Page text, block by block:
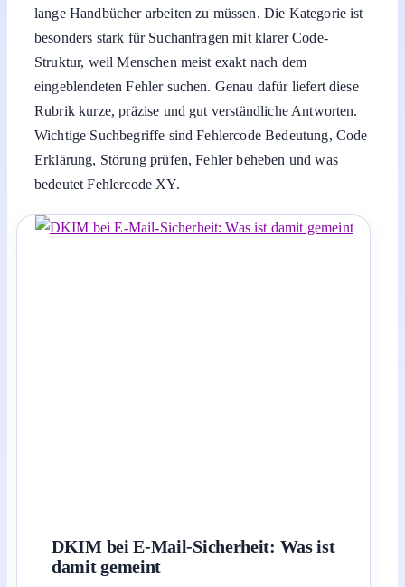
lange Handbücher arbeiten zu müssen. Die Kategorie ist
besonders stark für Suchanfragen mit klarer Code-
Struktur, weil Menschen meist exakt nach dem
eingeblendeten Fehler suchen. Genau dafür liefert diese
Rubrik kurze, präzise und gut verständliche Antworten.
Wichtige Suchbegriffe sind Fehlercode Bedeutung, Code
Erklärung, Störung prüfen, Fehler beheben und was
bedeutet Fehlercode XY.
DKIM bei E-Mail-Sicherheit: Was ist
damit gemeint